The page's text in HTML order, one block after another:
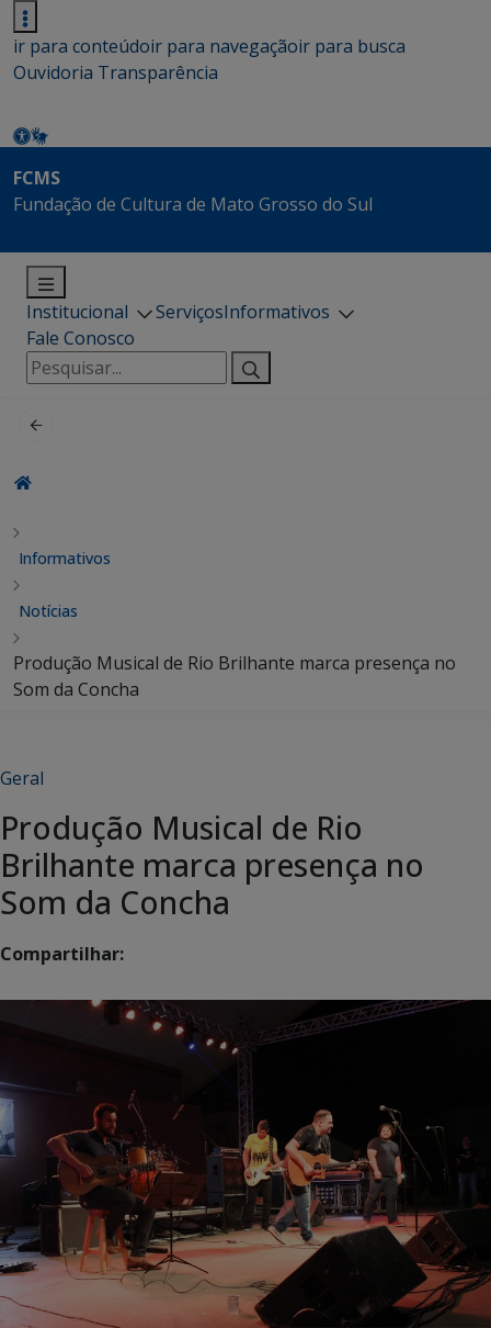
ir para conteúdoir para navegaçãoir para busca
Ouvidoria Transparência
FCMS
Fundação de Cultura de Mato Grosso do Sul
Institucional ServiçosInformativos
Fale Conosco
Pesquisar
por:
Informativos
Notícias
Produção Musical de Rio Brilhante marca presença no
Som da Concha
Geral
Produção Musical de Rio
Brilhante marca presença no
Som da Concha
Compartilhar: